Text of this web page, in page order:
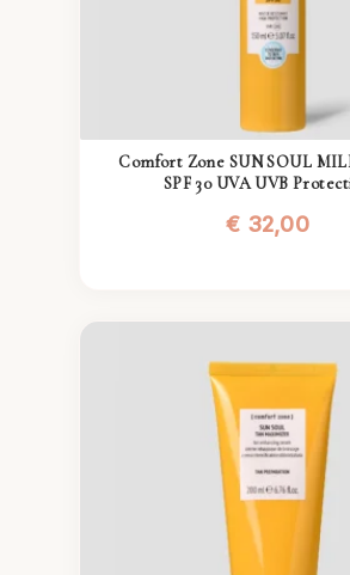
Comfort Zone SUN SOUL
SPF 30 UVA UVB
€ 32,00